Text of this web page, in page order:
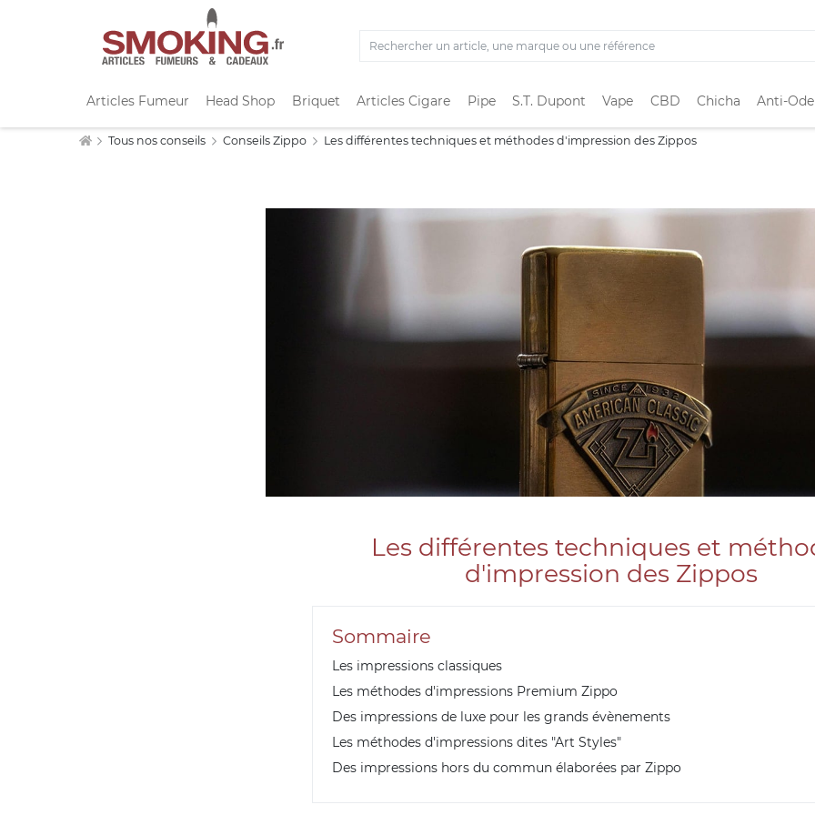
Articles Fumeur Head Shop Briquet Articles Cigare Pipe S.T. Dupont Vape CBD Chicha Anti-
Tous nos conseils Conseils Zippo Les différentes techniques et méthodes d'impression des Zippos
Les différentes techniques et
d'impression des Zippos
Sommaire
Les impressions classiques
Les méthodes d'impressions Premium Zippo
Des impressions de luxe pour les grands évènements
Les méthodes d'impressions dites "Art Styles"
Des impressions hors du commun élaborées par Zippo